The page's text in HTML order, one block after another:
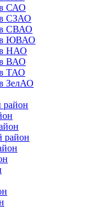
САО
СЗАО
в СВАО
в ЮВАО
в НАО
ВАО
ТАО
ЗелАО
район